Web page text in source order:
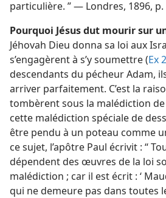
particulière. ” — Londres, 1896, p.
Pourquoi Jésus dut mourir sur
Jéhovah Dieu donna sa loi aux
s’engagèrent à s’y soumettre (Ex
descendants du pécheur Adam,
arriver parfaitement. C’est la
tombèrent sous la malédiction de
cette malédiction spéciale de
être pendu à un poteau comme
ce sujet, l’apôtre Paul écrivit : “
dépendent des œuvres de la loi
malédiction ; car il est écrit : ‘
qui ne demeure pas dans toutes